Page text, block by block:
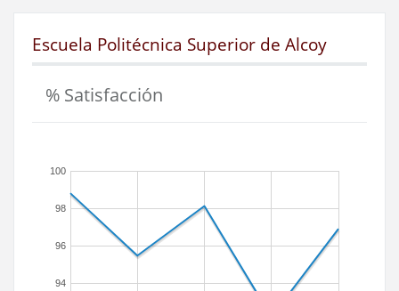
Escuela Politécnica Superior de Alcoy
% Satisfacción
94
96
98
100